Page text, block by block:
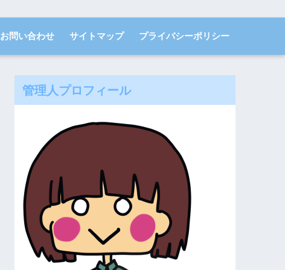
お問い合わせ サイトマップ プライバシーポリシー
管理人プロフィール